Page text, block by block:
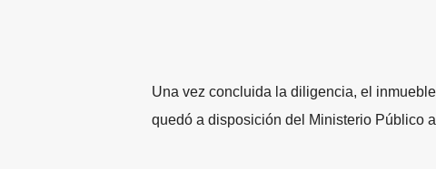
Una vez concluida la diligencia, el
quedó a disposición del Ministerio Público